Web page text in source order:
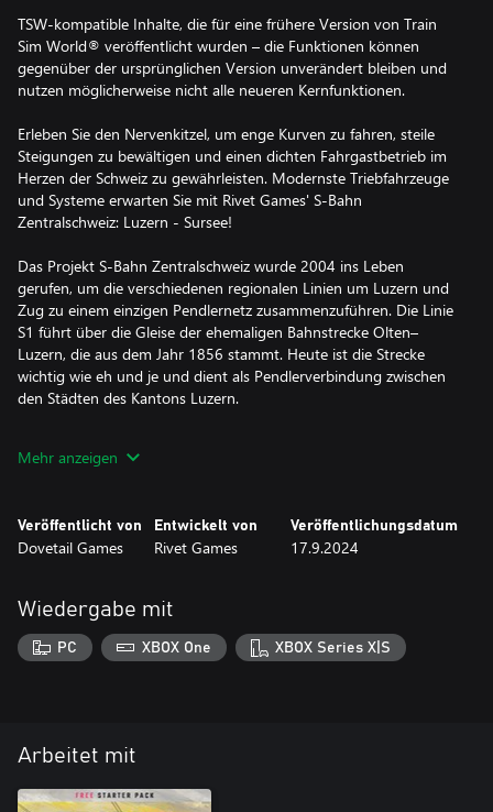
TSW-kompatible Inhalte, die für eine frühere Version von Train
Sim World® veröffentlicht wurden – die Funktionen können
gegenüber der ursprünglichen Version unverändert bleiben und
nutzen möglicherweise nicht alle neueren Kernfunktionen.
Erleben Sie den Nervenkitzel, um enge Kurven zu fahren, steile
Steigungen zu bewältigen und einen dichten Fahrgastbetrieb im
Herzen der Schweiz zu gewährleisten. Modernste Triebfahrzeuge
und Systeme erwarten Sie mit Rivet Games' S-Bahn
Zentralschweiz: Luzern - Sursee!
Das Projekt S-Bahn Zentralschweiz wurde 2004 ins Leben
gerufen, um die verschiedenen regionalen Linien um Luzern und
Zug zu einem einzigen Pendlernetz zusammenzuführen. Die Linie
S1 führt über die Gleise der ehemaligen Bahnstrecke Olten–
Luzern, die aus dem Jahr 1856 stammt. Heute ist die Strecke
wichtig wie eh und je und dient als Pendlerverbindung zwischen
den Städten des Kantons Luzern.
gesamten Strecke eingesetzt wird. Nutzen Sie die schnelle
zwischen Luzern und Sursee.
Mehr anzeigen
Veröffentlicht von
Dovetail Games
Entwickelt von
Rivet Games
Veröffentlichungsdatum
17.9.2024
Wiedergabe mit
PC XBOX One XBOX Series X|S
Arbeitet mit